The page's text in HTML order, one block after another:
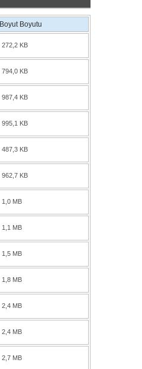
Boyut Boyutu
272,2 KB
794,0 KB
987,4 KB
995,1 KB
487,3 KB
962,7 KB
1,0 MB
1,1 MB
1,5 MB
1,8 MB
2,4 MB
2,4 MB
2,7 MB